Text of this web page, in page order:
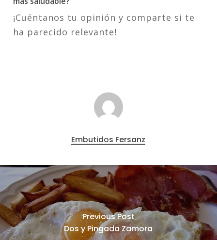
¡Cuéntanos tu opinión y comparte si te
ha parecido relevante!
Embutidos Fersanz
Previous Post
Dos y Pingada Zamora